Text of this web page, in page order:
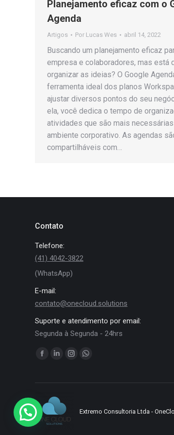
Planejamento eficaz com o
Agenda
Artigos Por Lucas Wes abril 14, 2022
Buscando um planejamento eficaz
empresa e colaboradores, mas está
organizar as ideias? O Google
ferramenta ideal dos planos
ajustar diversos pontos do seu
ela, você dedica o tempo de
atividades que são mais
ambiente corporativo. As agendas
compartilháveis com…
Contato
Telefone:
(41) 4042-3822
(WhatsApp)
E-mail:
contato@onecloud.solutions
Suporte e atendimento por email:
Segunda à Segunda - 24hrs
Encontre-nos em:
Facebook
opens
new
window
Linkedin
opens
in
new
window
Instagram
opens
new
window
Whatsapp
opens
new
Extremo Consultoria Ltda -